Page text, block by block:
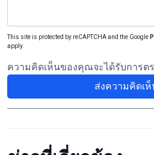
This site is protected by reCAPTCHA and the Google
apply.
ความคิดเห็นของคุณจะได้รับการต
ส่งความคิดเ